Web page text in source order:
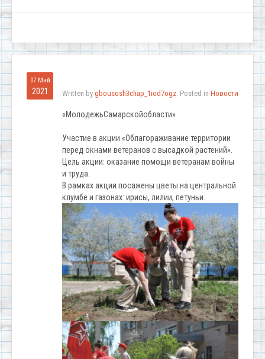
07 Май
2021 Written by gbousosh3chap_1iod7ogz. Posted in Новости
«МолодежьСамарскойобласти»
Участие в акции «Облагораживание территории
перед окнами ветеранов с высадкой растений».
Цель акции: оказание помощи ветеранам войны
и труда.
В рамках акции посажены цветы на центральной
клумбе и газонах: ирисы, лилии, петуньи.